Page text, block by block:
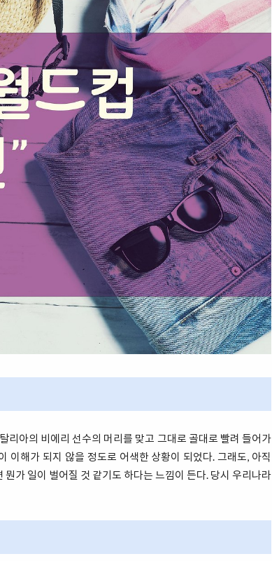
리아의 비에리 선수의 머리를 맞고 그대로 골대로 빨려 들어가
이해가 되지 않을 정도로 어색한 상황이 되었다. 그래도, 아직
가 일이 벌어질 것 같기도 하다는 느낌이 든다. 당시 우리나라